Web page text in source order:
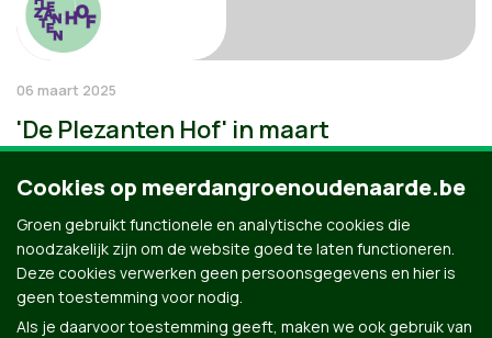
06 maart 2025
'De Plezanten Hof' in maart
Cookies op meerdangroenoudenaarde.be
Groen gebruikt functionele en analytische cookies die
noodzakelijk zijn om de website goed te laten functioneren.
Deze cookies verwerken geen persoonsgegevens en hier is
geen toestemming voor nodig.
Als je daarvoor toestemming geeft, maken we ook gebruik van